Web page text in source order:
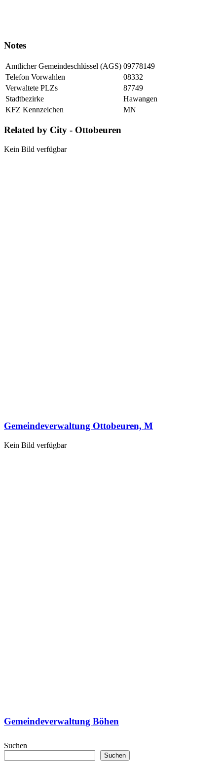
Notes
Amtlicher Gemeindeschlüssel (AGS) 09778149
Telefon Vorwahlen
08332
Verwaltete PLZs
87749
Stadtbezirke
Hawangen
KFZ Kennzeichen
MN
Related by City - Ottobeuren
Kein Bild verfügbar
Gemeindeverwaltung Ottobeuren, M
Kein Bild verfügbar
Gemeindeverwaltung Böhen
Suchen
Suchen